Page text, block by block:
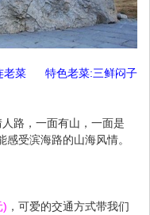
老菜 特色老菜:三鲜闷子
人路，一面有山，一面是
受滨海路的山海风情。
) ，可爱的交通方式带我们